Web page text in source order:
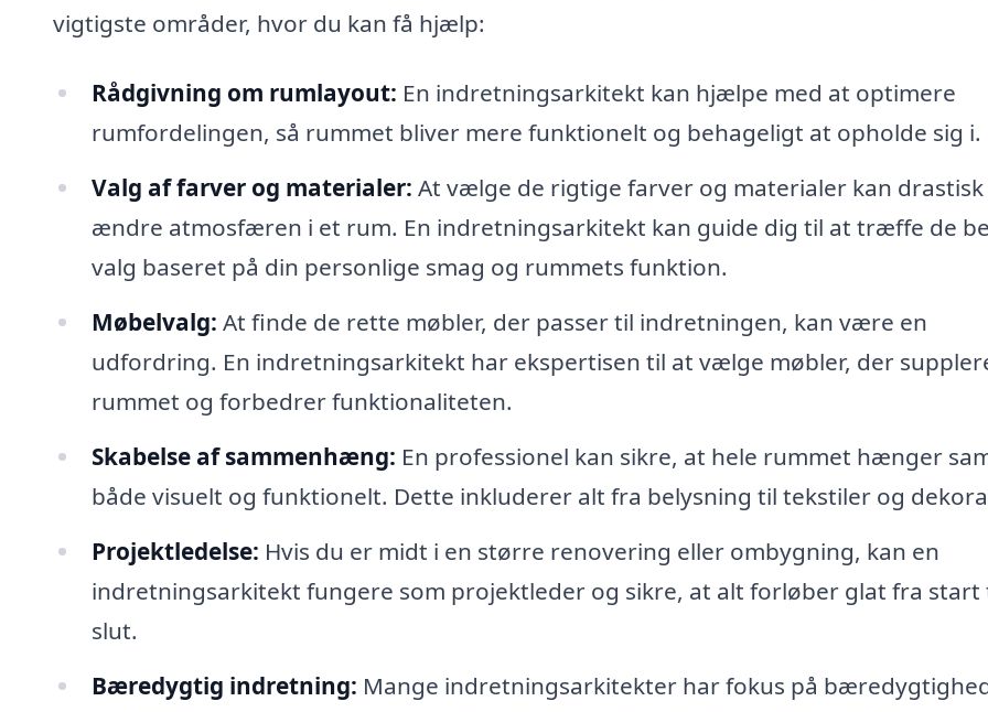
vigtigste områder, hvor du kan få hjælp:
Rådgivning om rumlayout: En indretningsarkitekt kan hjælpe med at optimere
rumfordelingen, så rummet bliver mere funktionelt og behageligt at opholde sig i.
Valg af farver og materialer: At vælge de rigtige farver og materialer kan drastisk
ændre atmosfæren i et rum. En indretningsarkitekt kan guide dig til at træffe de
valg baseret på din personlige smag og rummets funktion.
Møbelvalg: At finde de rette møbler, der passer til indretningen, kan være en
udfordring. En indretningsarkitekt har ekspertisen til at vælge møbler, der
rummet og forbedrer funktionaliteten.
Skabelse af sammenhæng: En professionel kan sikre, at hele rummet hænger
både visuelt og funktionelt. Dette inkluderer alt fra belysning til tekstiler og
Projektledelse: Hvis du er midt i en større renovering eller ombygning, kan en
indretningsarkitekt fungere som projektleder og sikre, at alt forløber glat fra start
slut.
Bæredygtig indretning: Mange indretningsarkitekter har fokus på